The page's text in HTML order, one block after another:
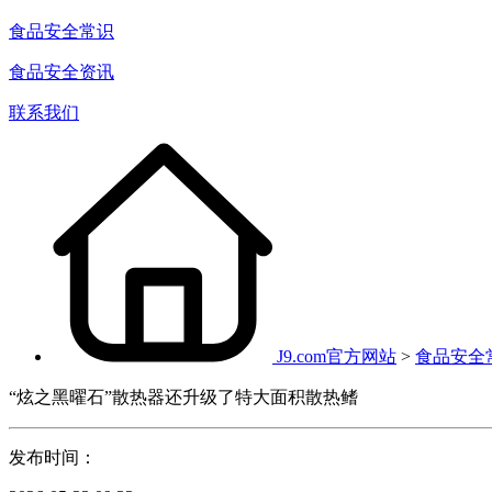
食品安全常识
食品安全资讯
联系我们
J9.com官方网站 > 食品安全
“炫之黑曜石”散热器还升级了特大面积散热鳍
发布时间：